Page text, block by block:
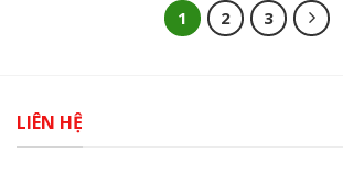
1 2 3
LIÊN HỆ